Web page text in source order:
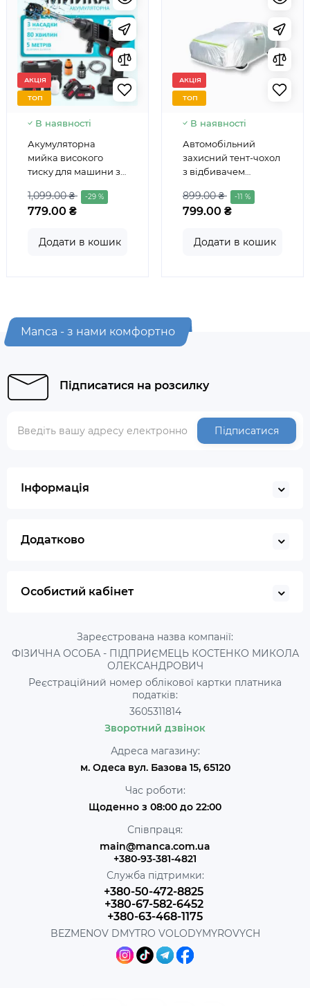
АКЦІЯ
ТОП
В наявності
Акумуляторна
мийка високого
тиску для машини з
акумулятори 48V
1,099.00 ₴ -29 %
779.00 ₴
Додати в кошик
АКЦІЯ
ТОП
В наявності
Автомобільний
захисний тент-чохол
з відбивачем
540х175х120 см
899.00 ₴ -11 %
799.00 ₴
Додати в кошик
Manca - з нами комфортно
Підписатися на розсилку
Підписатися
Інформація
Додатково
Особистий кабінет
Зареєстрована назва компанії:
ФІЗИЧНА ОСОБА - ПІДПРИЄМЕЦЬ КОСТЕНКО МИКОЛА
ОЛЕКСАНДРОВИЧ
Реєстраційний номер облікової картки платника
податків:
3605311814
Зворотний дзвінок
Адреса магазину:
м. Одеса вул. Базова 15, 65120
Час роботи:
Щоденно з 08:00 до 22:00
Співпраця:
main@manca.com.ua
+380-93-381-4821
Служба підтримки:
+380-50-472-8825
+380-67-582-6452
+380-63-468-1175
BEZMENOV DMYTRO VOLODYMYROVYCH